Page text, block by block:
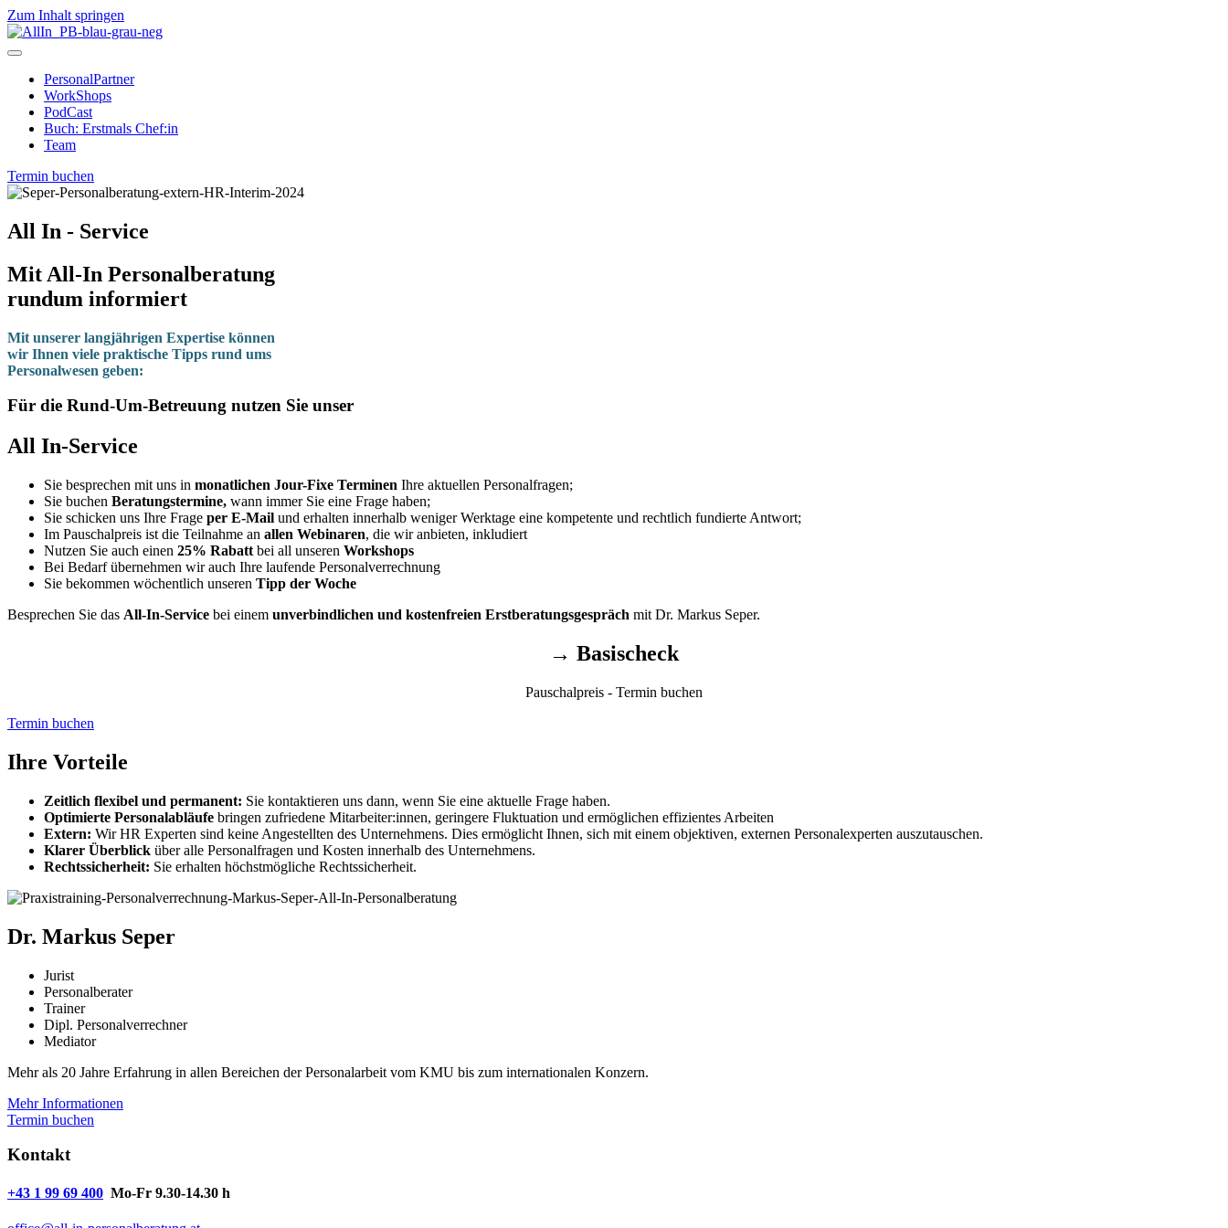
Zum Inhalt springen
PersonalPartner
WorkShops
PodCast
Buch: Erstmals Chef:in
Team
Termin buchen
All In - Service
Mit All-In Personalberatung
rundum informiert
Mit unserer langjährigen Expertise können
wir Ihnen viele praktische Tipps rund ums
Personalwesen geben:
Für die Rund-Um-Betreuung nutzen Sie unser
All In-Service
Sie besprechen mit uns in monatlichen Jour-Fixe Terminen Ihre aktuellen Personalfragen;
Sie buchen Beratungstermine, wann immer Sie eine Frage haben;
Sie schicken uns Ihre Frage per E-Mail und erhalten innerhalb weniger Werktage eine kompetente und rechtlich fundierte Antwort;
Im Pauschalpreis ist die Teilnahme an allen Webinaren, die wir anbieten, inkludiert
Nutzen Sie auch einen 25% Rabatt bei all unseren Workshops
Bei Bedarf übernehmen wir auch Ihre laufende Personalverrechnung
Sie bekommen wöchentlich unseren Tipp der Woche
Besprechen Sie das All-In-Service bei einem unverbindlichen und kostenfreien Erstberatungsgespräch mit Dr. Markus Seper.
→ Basischeck
Pauschalpreis - Termin buchen
Termin buchen
Ihre Vorteile
Zeitlich flexibel und permanent: Sie kontaktieren uns dann, wenn Sie eine aktuelle Frage haben.
Optimierte Personalabläufe bringen zufriedene Mitarbeiter:innen, geringere Fluktuation und ermöglichen effizientes Arbeiten
Extern: Wir HR Experten sind keine Angestellten des Unternehmens. Dies ermöglicht Ihnen, sich mit einem objektiven, externen Personalexperten auszutauschen.
Klarer Überblick über alle Personalfragen und Kosten innerhalb des Unternehmens.
Rechtssicherheit: Sie erhalten höchstmögliche Rechtssicherheit.
Dr. Markus Seper
Jurist
Personalberater
Trainer
Dipl. Personalverrechner
Mediator
Mehr als 20 Jahre Erfahrung in allen Bereichen der Personalarbeit vom KMU bis zum internationalen Konzern.
Mehr Informationen
Termin buchen
Kontakt
+43 1 99 69 400 Mo-Fr 9.30-14.30 h